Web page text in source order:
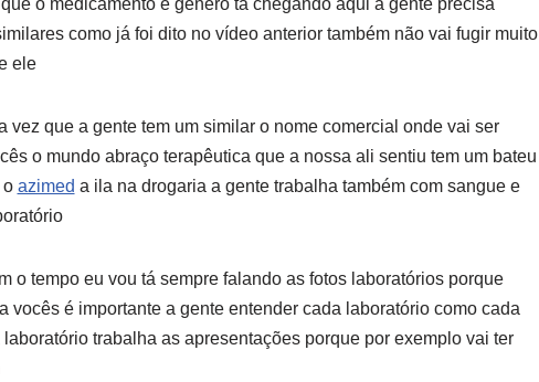
o medicamento é gênero tá chegando aqui a gente precisa
como já foi dito no vídeo anterior também não vai fugir muito
ele
que a gente tem um similar o nome comercial onde vai ser
o mundo abraço terapêutica que a nossa ali sentiu tem um bateu
o azimed a ila na drogaria a gente trabalha também com sangue e
o tempo eu vou tá sempre falando as fotos laboratórios porque
vocês é importante a gente entender cada laboratório como cada
trabalha as apresentações porque por exemplo vai ter